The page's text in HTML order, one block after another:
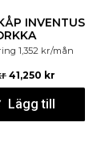
INVENTUS
1,352 kr/mån
41,250 kr
Lägg till